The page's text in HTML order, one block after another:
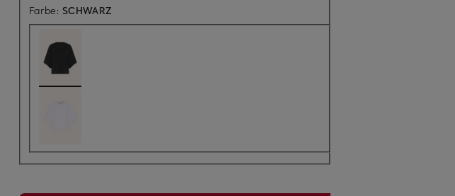
Farbe: SCHWARZ